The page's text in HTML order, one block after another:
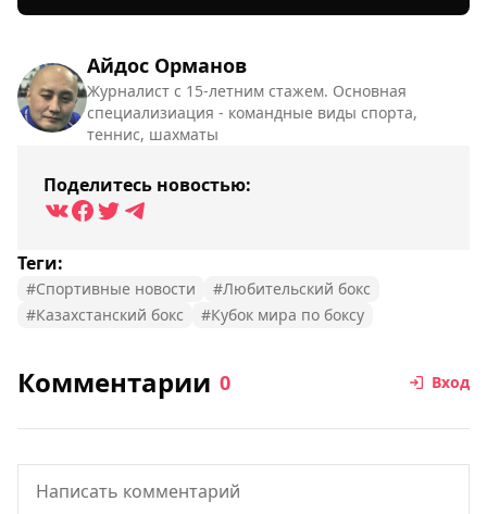
Айдос Орманов
Журналист с 15-летним стажем. Основная
специализиация - командные виды спорта,
теннис, шахматы
Поделитесь новостью:
Теги:
#Спортивные новости
#Любительский бокс
#Казахстанский бокс
#Кубок мира по боксу
Комментарии 0 Вход